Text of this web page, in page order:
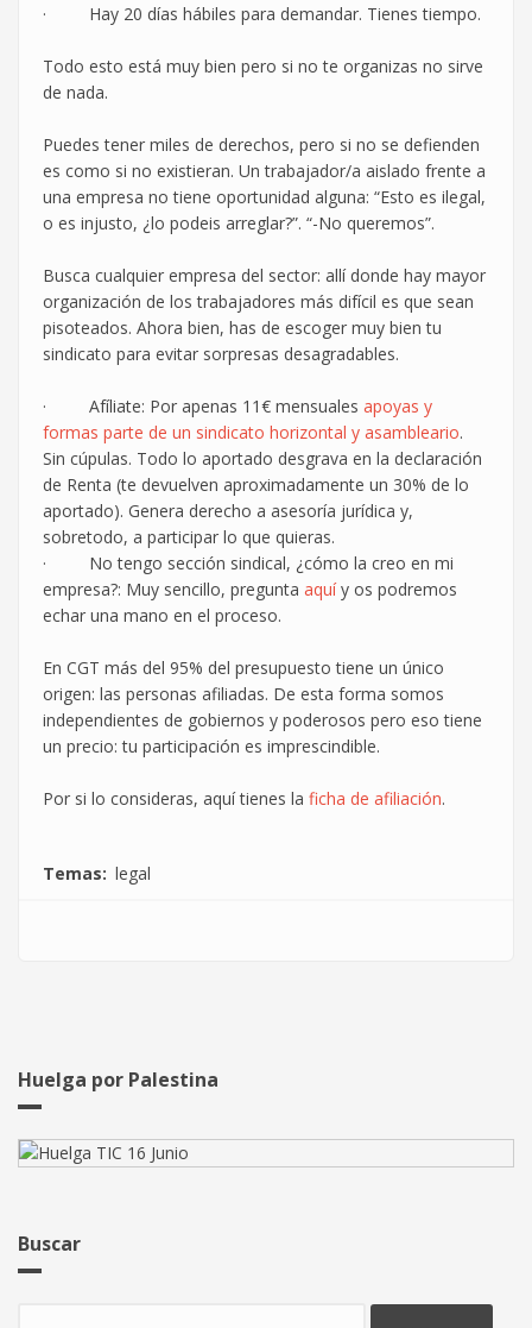
· Hay 20 días hábiles para demandar. Tienes tiempo.
Todo esto está muy bien pero si no te organizas no sirve
de nada.
Puedes tener miles de derechos, pero si no se defienden
es como si no existieran. Un trabajador/a aislado frente a
una empresa no tiene oportunidad alguna: “Esto es ilegal,
o es injusto, ¿lo podeis arreglar?”. “-No queremos”.
Busca cualquier empresa del sector: allí donde hay mayor
organización de los trabajadores más difícil es que sean
pisoteados. Ahora bien, has de escoger muy bien tu
sindicato para evitar sorpresas desagradables.
· Afíliate: Por apenas 11€ mensuales apoyas y
formas parte de un sindicato horizontal y asambleario.
Sin cúpulas. Todo lo aportado desgrava en la declaración
de Renta (te devuelven aproximadamente un 30% de lo
aportado). Genera derecho a asesoría jurídica y,
sobretodo, a participar lo que quieras.
· No tengo sección sindical, ¿cómo la creo en mi
empresa?: Muy sencillo, pregunta aquíy os podremos
echar una mano en el proceso.
En CGT más del 95% del presupuesto tiene un único
origen: las personas afiliadas. De esta forma somos
independientes de gobiernos y poderosos pero eso tiene
un precio: tu participación es imprescindible.
Por si lo consideras, aquí tienes la ficha de afiliación.
Temas legal
Huelga por Palestina
Buscar